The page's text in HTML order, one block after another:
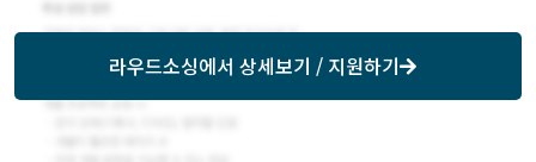
라우드소싱에서 상세보기 / 지원하기